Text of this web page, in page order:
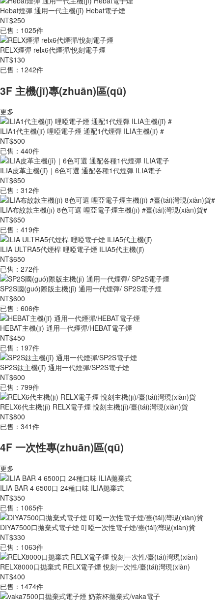
Hebat煙彈 通用一代主機(jī) Hebat電子煙
NT$250
已售：1025件
RELX煙彈 relx6代煙彈/悅刻電子煙
NT$130
已售：1242件
3F 主機(jī)專(zhuān)區(qū)
更多
ILIA1代主機(jī) 哩啞電子煙 通配1代煙彈 ILIA主機(jī) #
NT$500
已售：440件
ILIA皮革主機(jī)｜6色可選 通配各種1代煙彈 ILIA電子
NT$650
已售：312件
ILIA布紋款主機(jī) 8色可選 哩亞電子煙主機(jī) #臺(tái)灣現(xiàn)貨#
NT$650
已售：419件
ILIA ULTRA5代煙桿 哩啞電子煙 ILIA5代主機(jī)
NT$650
已售：272件
SP2S國(guó)際版主機(jī) 通用一代煙彈/ SP2S電子煙
NT$600
已售：606件
HEBAT主機(jī) 通用一代煙彈/HEBAT電子煙
NT$450
已售：197件
SP2S鈦主機(jī) 通用一代煙彈/SP2S電子煙
NT$600
已售：799件
RELX6代主機(jī) RELX電子煙 悅刻主機(jī)/臺(tái)灣現(xiàn)貨
NT$800
已售：341件
4F 一次性專(zhuān)區(qū)
更多
ILIA BAR 4 6500口 24種口味 ILIA拋棄式
NT$350
已售：1065件
DIYA7500口拋棄式電子煙 叮啞一次性電子煙/臺(tái)灣現(xiàn)貨
NT$330
已售：1063件
RELX8000口拋棄式 RELX電子煙 悅刻一次性/臺(tái)灣現(xiàn)
NT$400
已售：1474件